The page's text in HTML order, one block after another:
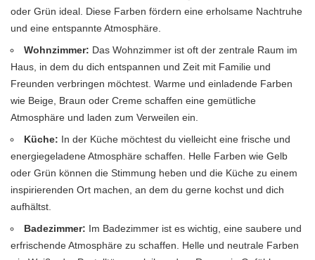
oder Grün ideal. Diese Farben fördern eine erholsame Nachtruhe
und eine entspannte Atmosphäre.
Wohnzimmer: Das Wohnzimmer ist oft der zentrale Raum im
Haus, in dem du dich entspannen und Zeit mit Familie und
Freunden verbringen möchtest. Warme und einladende Farben
wie Beige, Braun oder Creme schaffen eine gemütliche
Atmosphäre und laden zum Verweilen ein.
Küche: In der Küche möchtest du vielleicht eine frische und
energiegeladene Atmosphäre schaffen. Helle Farben wie Gelb
oder Grün können die Stimmung heben und die Küche zu einem
inspirierenden Ort machen, an dem du gerne kochst und dich
aufhältst.
Badezimmer: Im Badezimmer ist es wichtig, eine saubere und
erfrischende Atmosphäre zu schaffen. Helle und neutrale Farben